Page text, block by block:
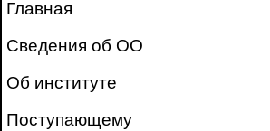
Главная
Сведения об ОО
Об институте
Поступающему